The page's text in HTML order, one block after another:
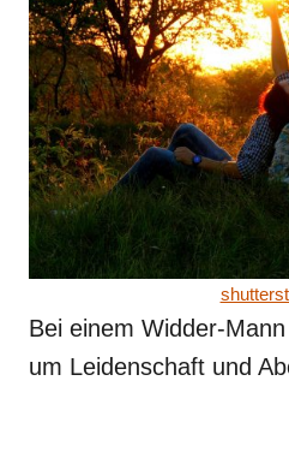
Bei einem Widder-
um Leidenschaft und